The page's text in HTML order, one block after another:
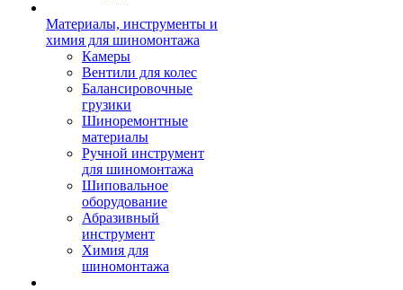
Материалы, инструменты и
химия для шиномонтажа
Камеры
Вентили для колес
Балансировочные
грузики
Шиноремонтные
материалы
Ручной инструмент
для шиномонтажа
Шиповальное
оборудование
Абразивный
инструмент
Химия для
шиномонтажа